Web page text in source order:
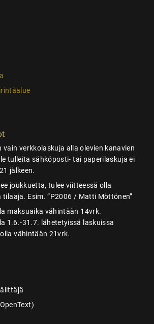
vain verkkolaskuja alla olevien kanavien
tulleita sähköposti- tai paperilaskuja ei
jälkeen.
joukkuetta, tulee viitteessä olla
tilaaja. Esim. ”P2006 / Matti Möttönen”
maksuaika vähintään 14vrk.
1.6.-31.7. lähetetyissä laskuissa
vähintään 21vrk.